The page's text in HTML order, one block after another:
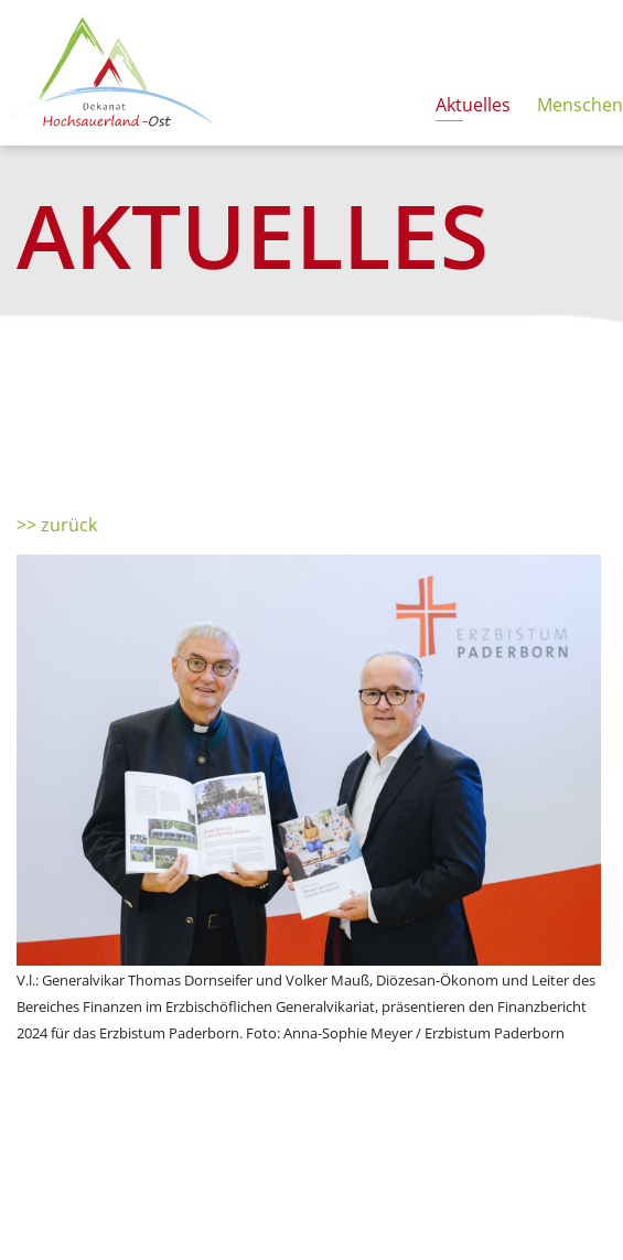
Aktuelles Menschen
AKTUELLES
>> zurück
V.l.: Generalvikar Thomas Dornseifer und Volker Mauß, Diözesan-Ökonom und Leiter des
Bereiches Finanzen im Erzbischöflichen Generalvikariat, präsentieren den Finanzbericht
2024 für das Erzbistum Paderborn. Foto: Anna-Sophie Meyer / Erzbistum Paderborn